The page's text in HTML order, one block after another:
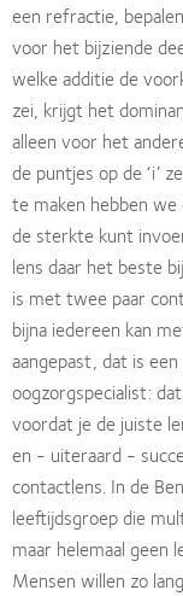
een refractie,
voor het bijziende
welke additie de
zei, krijgt het
alleen voor het
de puntjes op de ‘i’
te maken hebben
de sterkte kunt
lens daar het beste
is met twee paar
bijna iedereen kan
aangepast, dat is
oogzorgspecialist:
voordat je de juiste
en - uiteraard -
contactlens. In de
leeftijdsgroep die
maar helemaal geen
Mensen willen zo